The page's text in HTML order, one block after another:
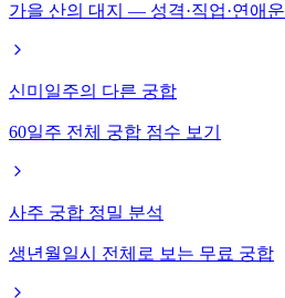
가을 산의 대지 — 성격·직업·연애운
신미일주의 다른 궁합
60일주 전체 궁합 점수 보기
사주 궁합 정밀 분석
생년월일시 전체로 보는 무료 궁합